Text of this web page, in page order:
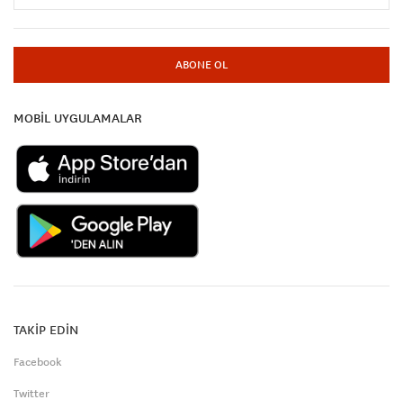
ABONE OL
MOBİL UYGULAMALAR
TAKİP EDİN
Facebook
Twitter